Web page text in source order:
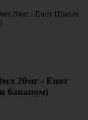
20мг - Енот
бананом)